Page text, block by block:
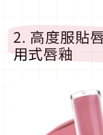
2. 高度服貼
用式唇釉